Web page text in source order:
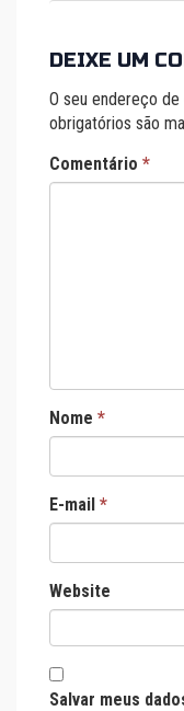
DEIXE UM
O seu endereço
obrigatórios são
Comentário *
Nome *
E-mail *
Website
Salvar meus